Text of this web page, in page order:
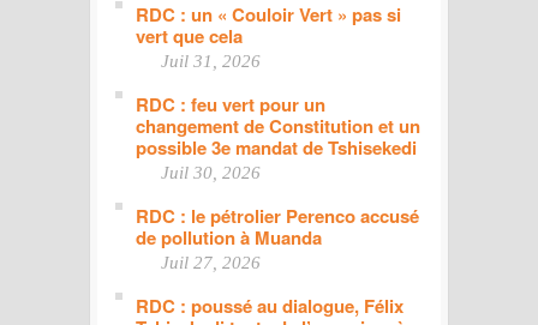
RDC : un « Couloir Vert » pas si
vert que cela
Juil 31, 2026
RDC : feu vert pour un
changement de Constitution et un
possible 3e mandat de Tshisekedi
Juil 30, 2026
RDC : le pétrolier Perenco accusé
de pollution à Muanda
Juil 27, 2026
RDC : poussé au dialogue, Félix